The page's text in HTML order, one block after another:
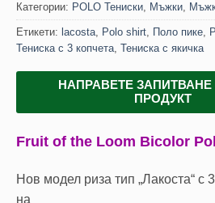
Категории: POLO Тениски, Мъжки,
Етикети: lacosta, Polo shirt, Поло пике,
Тениска с 3 копчета, Тениска с якичка
НАПРАВЕТЕ ЗАПИТВАНЕ
ПРОДУКТ
Fruit of the Loom Bicolor
Нов модел риза тип „Лакоста“ с
на